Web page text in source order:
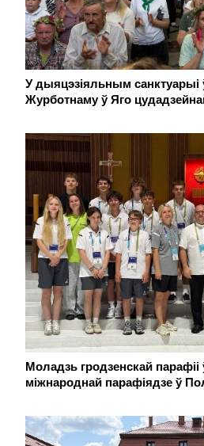
У дыяцэзіяльным санктуарыі
Журботнаму ў Яго
Моладзь гродзенскай парафіі
міжнароднай парафіядзе ў